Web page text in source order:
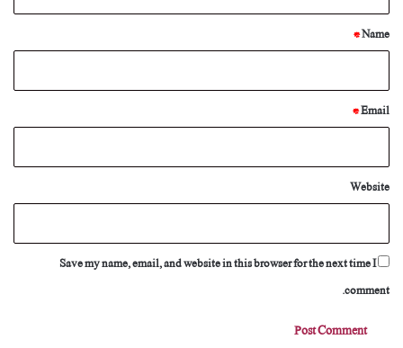
*
Name
*
Email
*
Website
Save my name, email, and website in this browser for the next time I
comment.